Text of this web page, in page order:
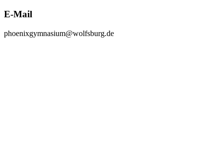
E-Mail
phoenixgymnasium@wolfsburg.de